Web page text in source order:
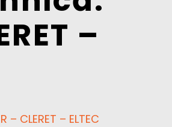
–
CLERET – ELTEC